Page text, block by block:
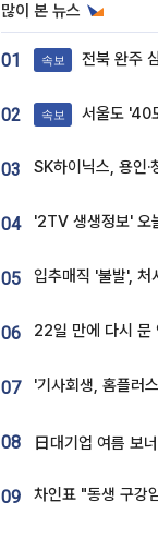
많이 본 뉴스
01 속보 전북 완주
02 속보 서울도 '40
03
04
05
06
07 '기사회생, 홈플러
08
09